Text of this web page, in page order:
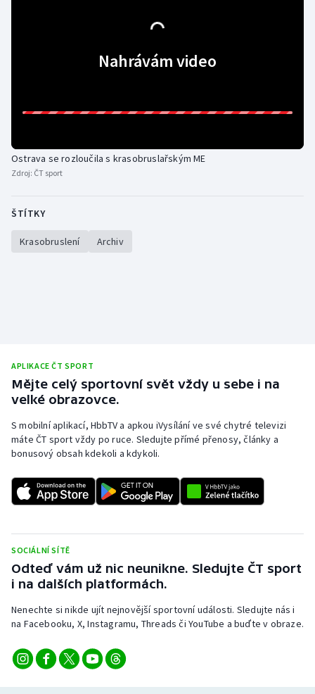
Nahrávám video
Ostrava se rozloučila s krasobruslařským ME
Zdroj: ČT sport
ŠTÍTKY
Krasobruslení Archiv
APLIKACE ČT SPORT
Mějte celý sportovní svět vždy u sebe i na
velké obrazovce.
S mobilní aplikací, HbbTV a apkou iVysílání ve své chytré televizi
máte ČT sport vždy po ruce. Sledujte přímé přenosy, články a
bonusový obsah kdekoli a kdykoli.
SOCIÁLNÍ SÍTĚ
Odteď vám už nic neunikne. Sledujte ČT sport
i na dalších platformách.
Nenechte si nikde ujít nejnovější sportovní události. Sledujte nás i
na Facebooku, X, Instagramu, Threads či YouTube a buďte v obraze.